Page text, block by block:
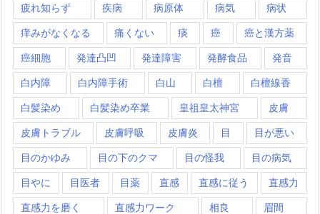
疲れ知らず 疾病 病原体 病気 病状
痒みがなくなる 痛くない 痰 癌 癌と漢方薬
癌細胞 発達凸凹 発達障害 発酵食品 発音
白内障 白内障手術 白山 白檀 白檀線香
白髪染め 白髪染め卒業 皇祖皇太神宮 皮膚
皮膚トラブル 皮膚呼吸 皮膚炎 目 目が悪い
目のかゆみ 目の下のクマ 目の怪我 目の病気
目やに 目医者 目薬 直感 直感に従う 直感力
直感力を磨く 直感力ワーク 相良 眉間